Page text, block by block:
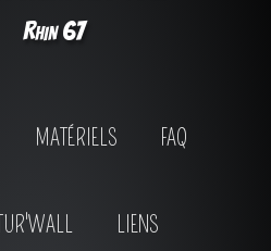
Rhin 67
MATÉRIELS FAQ
LIENS